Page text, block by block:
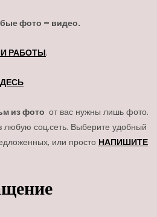
фото – видео.
РАБОТЫ.
из фото от вас нужны лишь фото.
любую соц.сеть. Выберите удобный
или просто НАПИШИТЕ